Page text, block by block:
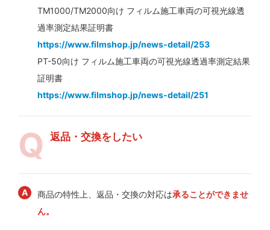
TM1000/TM2000向け フィルム施工車両の可視光線透
過率測定結果証明書
https://www.filmshop.jp/news-detail/253
PT-50向け フィルム施工車両の可視光線透過率測定結果
証明書
https://www.filmshop.jp/news-detail/251
返品・交換をしたい
商品の特性上、返品・交換の対応は承ることができませ
ん。